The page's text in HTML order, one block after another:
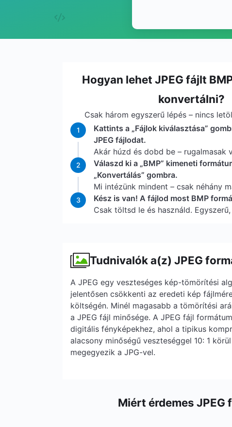
Hogyan lehet JPEG fájlt
konvertálni?
Csak három egyszerű lépés – nincs
1
Kattints a „Fájlok kiválasztása”
JPEG fájlodat.
Akár húzd és dobd be – rugalmasak
2
Válaszd ki a „BMP” kimeneti
„Konvertálás” gombra.
Mi intézünk mindent – csak néhány
3
Kész is van! A fájlod most BMP
Csak töltsd le és használd.
Tudnivalók a(z) JPEG
A JPEG egy veszteséges kép-tömörítési
jelentősen csökkenti az eredeti kép
költségén. Minél magasabb a tömörítési
a JPEG fájl minősége. A JPEG fájl
digitális fényképekhez, ahol a tipikus
alacsony minőségű veszteséggel 10: 1
megegyezik a JPG-vel.
Miért érdemes